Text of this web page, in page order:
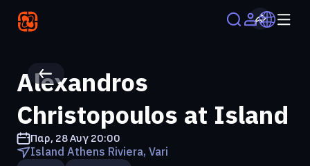
Alexandros
Christopoulos at Island
Παρ, 28 Αυγ 20:00
Island Athens Riviera, Vari